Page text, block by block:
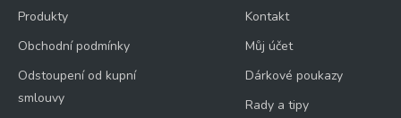
Produkty
Obchodní podmínky
Odstoupení od kupní
smlouvy
Kontakt
Můj účet
Dárkové poukazy
Rady a tipy